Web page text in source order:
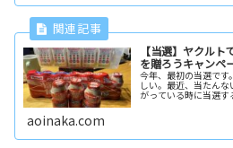
【当選】ヤクルト
を贈ろうキャンペ
今年、最初の当選で
しい。最近、当たん
がっている時に当選
ップ。これの繰り返
aoinaka.com